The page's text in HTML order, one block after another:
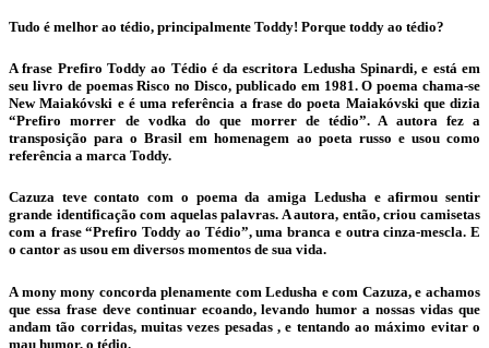
Tudo é melhor ao tédio, principalmente Toddy! Porque toddy ao tédio?
A frase Prefiro Toddy ao Tédio é da escritora Ledusha Spinardi, e está em
seu livro de poemas Risco no Disco, publicado em 1981. O poema chama-se
New Maiakóvski e é uma referência a frase do poeta Maiakóvski que dizia
“Prefiro morrer de vodka do que morrer de tédio”. A autora fez a
transposição para o Brasil em homenagem ao poeta russo e usou como
referência a marca Toddy.
Cazuza teve contato com o poema da amiga Ledusha e afirmou sentir
grande identificação com aquelas palavras. A autora, então, criou camisetas
com a frase “Prefiro Toddy ao Tédio”, uma branca e outra cinza-mescla. E
o cantor as usou em diversos momentos de sua vida.
A mony mony concorda plenamente com Ledusha e com Cazuza, e achamos
que essa frase deve continuar ecoando, levando humor a nossas vidas que
andam tão corridas, muitas vezes pesadas , e tentando ao máximo evitar o
mau humor, o tédio.